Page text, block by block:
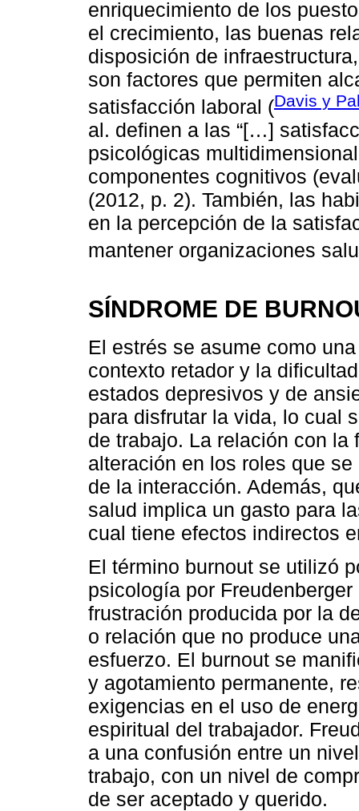
enriquecimiento de los
el crecimiento, las buenas
disposición de
son factores que permiten
satisfacción laboral (Davis y
al. definen a las “[…]
psicológicas
componentes cognitivos
(2012, p. 2). También, las
en la percepción de la
mantener organizaciones
SÍNDROME DE
El estrés se asume como
contexto retador y la
estados depresivos y de
para disfrutar la vida, lo cual
de trabajo. La relación con
alteración en los roles que
de la interacción. Además,
salud implica un gasto para
cual tiene efectos indirectos
El término burnout se utilizó
psicología por
frustración producida por la
o relación que no produce
esfuerzo. El burnout se
y agotamiento permanente,
exigencias en el uso de
espiritual del trabajador.
a una confusión entre un
trabajo, con un nivel de
de ser aceptado y querido.